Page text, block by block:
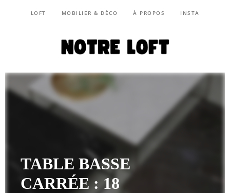
LOFT MOBILIER & DÉCO À PROPOS INSTA
TABLE BASSE
CARRÉE : 18